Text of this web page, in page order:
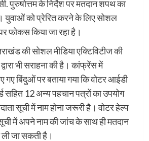
पुरुषोत्तम के निर्देश पर मतदान शपथ का
युवाओं को प्रेरित करने के लिए सोशल
फोकस किया जा रहा है।
की सोशल मीडिया एक्टिविटीज की
भी सराहना की है। कांफ्रेंस में
गए बिंदुओं पर बताया गया कि वोटर आईडी
सहित 12 अन्य पहचान पत्रों का उपयोग
सूची में नाम होना जरूरी है। वोटर हेल्प
में अपने नाम की जांच के साथ ही मतदान
ली जा सकती है।